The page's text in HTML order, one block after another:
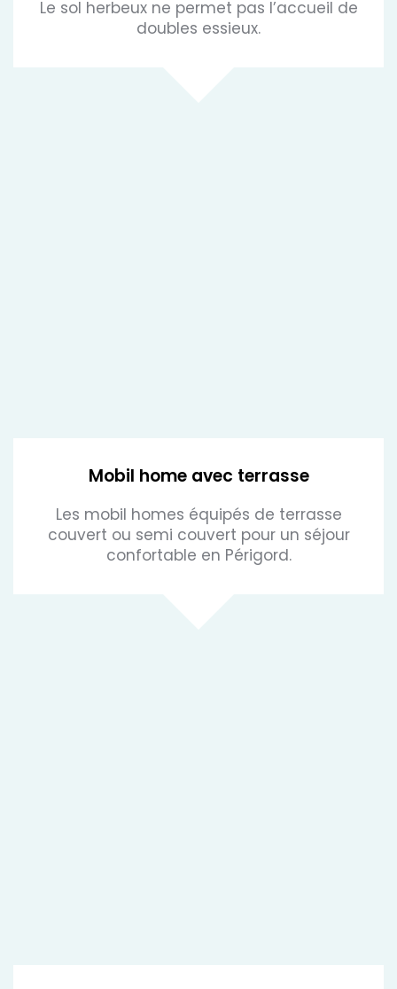
Le sol herbeux ne permet pas l’accueil de
doubles essieux.
Mobil home avec terrasse
Les mobil homes équipés de terrasse
couvert ou semi couvert pour un séjour
confortable en Périgord.